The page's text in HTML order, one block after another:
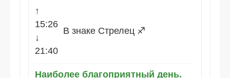
↑
15:26
↓
21:40
В знаке Стрелец ♐
Наиболее благоприятный день.